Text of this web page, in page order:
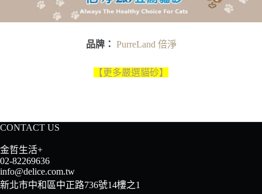
品牌： PurreLand 倍淨
【更多嚴選貓砂】
CONTACT US
金哲生活+
02-82269636
info@delice.com.tw
新北市中和區中正路736號14樓之1